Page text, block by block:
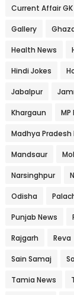
Current Affair GK
Gallery
Health News
Hindi Jokes
Jabalpur
Khargaun MP
Madhya Pradesh
Mandsaur
Narsinghpur
Odisha
Punjab News
Rajgarh Reva
Sain Samaj
Tamia News